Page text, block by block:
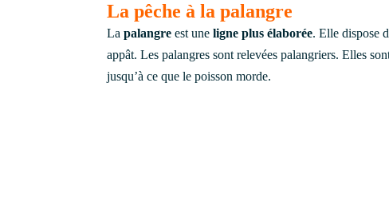
La pêche à la palangre
Lapalangre est uneligne plus élaborée. Elle dispose
appât. Les palangres sont relevées palangriers. Elles
jusqu’à ce que le poisson morde.